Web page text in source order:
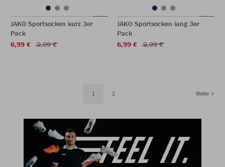
JAKO Sportsocken kurz 3er
Pack
6,99 €
9,99 €
JAKO Sportsocken lang 3er
Pack
6,99 €
9,99 €
1 2 Weiter